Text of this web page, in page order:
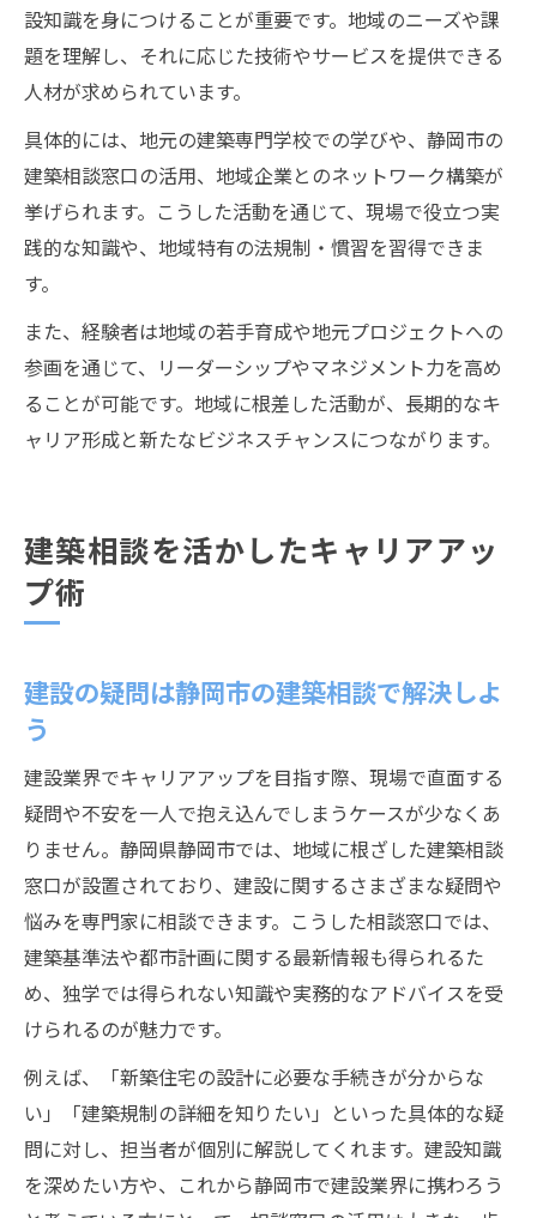
設知識を身につけることが重要です。地域のニーズや課
題を理解し、それに応じた技術やサービスを提供できる
人材が求められています。
具体的には、地元の建築専門学校での学びや、静岡市の
建築相談窓口の活用、地域企業とのネットワーク構築が
挙げられます。こうした活動を通じて、現場で役立つ実
践的な知識や、地域特有の法規制・慣習を習得できま
す。
また、経験者は地域の若手育成や地元プロジェクトへの
参画を通じて、リーダーシップやマネジメント力を高め
ることが可能です。地域に根差した活動が、長期的なキ
ャリア形成と新たなビジネスチャンスにつながります。
建築相談を活かしたキャリアアッ
プ術
建設の疑問は静岡市の建築相談で解決しよ
う
建設業界でキャリアアップを目指す際、現場で直面する
疑問や不安を一人で抱え込んでしまうケースが少なくあ
りません。静岡県静岡市では、地域に根ざした建築相談
窓口が設置されており、建設に関するさまざまな疑問や
悩みを専門家に相談できます。こうした相談窓口では、
建築基準法や都市計画に関する最新情報も得られるた
め、独学では得られない知識や実務的なアドバイスを受
けられるのが魅力です。
例えば、「新築住宅の設計に必要な手続きが分からな
い」「建築規制の詳細を知りたい」といった具体的な疑
問に対し、担当者が個別に解説してくれます。建設知識
を深めたい方や、これから静岡市で建設業界に携わろう